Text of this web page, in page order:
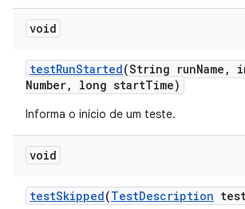
void
testRunStarted(String runName ,
Number, long startTime)
Informa o início de um teste.
void
testSkipped(TestDescription